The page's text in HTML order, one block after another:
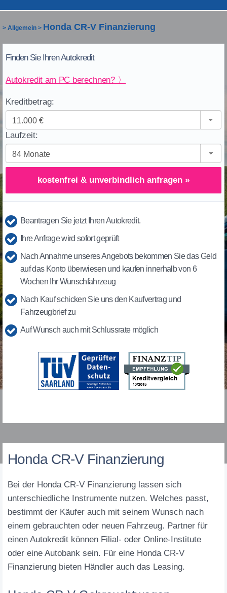
> Allgemein > Honda CR-V Finanzierung
Finden Sie Ihren Autokredit
Autokredit am PC berechnen? 〉
Kreditbetrag:
Laufzeit:
kostenfrei & unverbindlich anfragen »
Beantragen Sie jetzt Ihren Autokredit.
Ihre Anfrage wird sofort geprüft
Nach Annahme unseres Angebots bekommen Sie das Geld
auf das Konto überwiesen und kaufen innerhalb von 6
Wochen Ihr Wunschfahrzeug
Nach Kauf schicken Sie uns den Kaufvertrag und
Fahrzeugbrief zu
Auf Wunsch auch mit Schlussrate möglich
Honda CR-V Finanzierung
Bei der Honda CR-V Finanzierung lassen sich
unterschiedliche Instrumente nutzen. Welches passt,
bestimmt der Käufer auch mit seinem Wunsch nach
einem gebrauchten oder neuen Fahrzeug. Partner für
einen Autokredit können Filial- oder Online-Institute
oder eine Autobank sein. Für eine Honda CR-V
Finanzierung bieten Händler auch das Leasing.